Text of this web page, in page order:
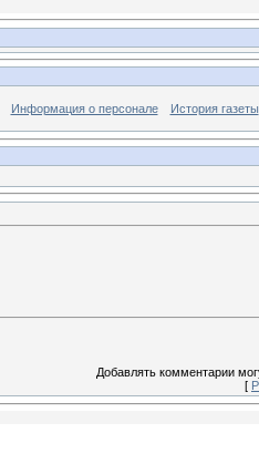
Информация о персонале История газеты
Добавлять комментарии
[